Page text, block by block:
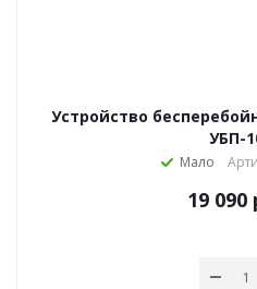
Устройство
УБП-
Мало
19 090